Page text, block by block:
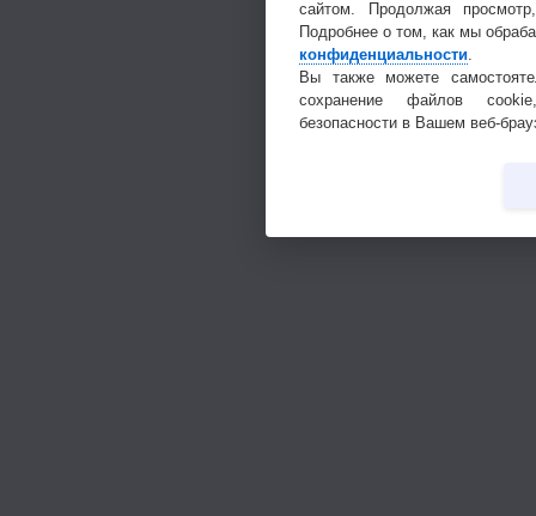
сайтом. Продолжая
Подробнее о том, как мы
конфиденциальности.
Вы также можете
сохранение файлов
безопасности в Вашем веб-